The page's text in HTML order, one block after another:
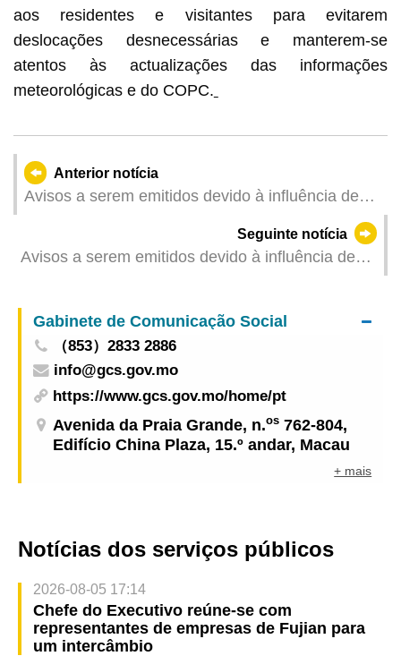
aos residentes e visitantes para evitarem
deslocações desnecessárias e manterem-se
atentos às actualizações das informações
meteorológicas e do COPC.
Anterior notícia
Avisos a serem emitidos devido à influência de
Seguinte notícia
Avisos a serem emitidos devido à influência de
Gabinete de Comunicação Social
（853）2833 2886
info@gcs.gov.mo
https://www.gcs.gov.mo/home/pt
Avenida da Praia Grande, n.os 762-804,
Edifício China Plaza, 15.º andar, Macau
+ mais
Notícias dos serviços públicos
2026-08-05 17:14
Chefe do Executivo reúne-se com
representantes de empresas de Fujian para
um intercâmbio